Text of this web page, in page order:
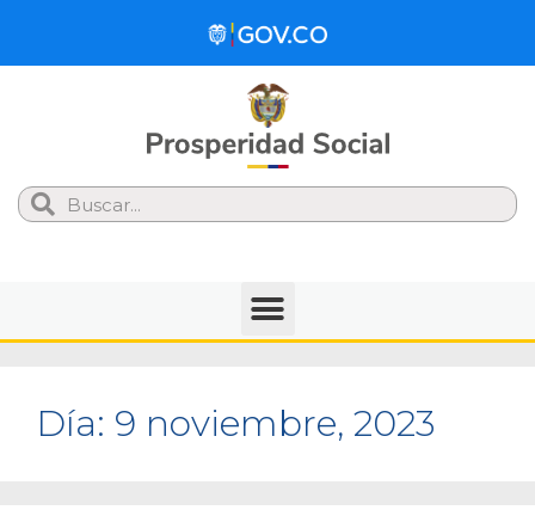
Search
Día: 9 noviembre, 2023